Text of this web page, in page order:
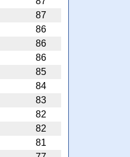
87
86
86
86
85
84
83
82
82
81